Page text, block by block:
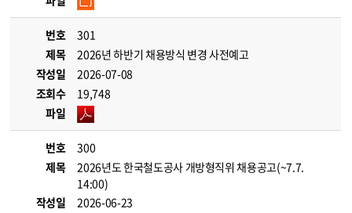
번호
301
제목
2026년 하반기 채용방식 변경 사전예고
작성일
2026-07-08
조회수
19,748
파일
번호
300
제목
2026년도 한국철도공사 개방형직위 채용공고(~7.7.
14:00)
작성일
2026-06-23